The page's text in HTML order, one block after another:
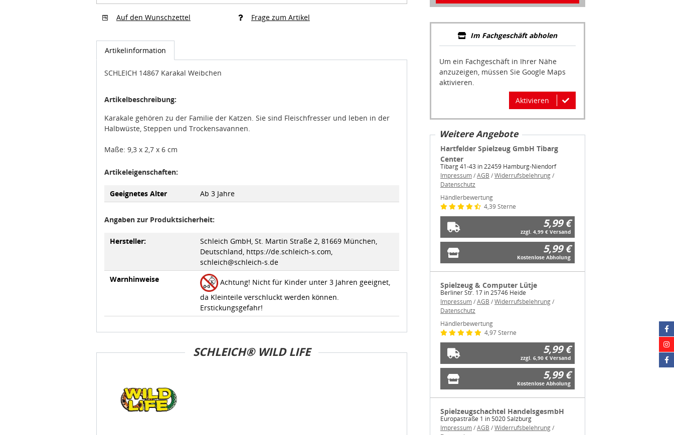
Auf den Wunschzettel Frage zum Artikel
Artikelinformation
SCHLEICH 14867 Karakal Weibchen
Artikelbeschreibung:
Karakale gehören zu der Familie der Katzen. Sie sind Fleischfresser und leben in der
Halbwüste, Steppen und Trockensavannen.
Maße: 9,3 x 2,7 x 6 cm
Artikeleigenschaften:
Geeignetes Alter Ab 3 Jahre
Angaben zur Produktsicherheit:
Hersteller:
Schleich GmbH, St. Martin Straße 2, 81669 München,
Deutschland, https://de.schleich-s.com,
schleich@schleich-s.de
Warnhinweise
Achtung! Nicht für Kinder unter 3 Jahren geeignet,
da Kleinteile verschluckt werden können.
Erstickungsgefahr!
SCHLEICH® WILD LIFE
Im Fachgeschäft abholen
Um ein Fachgeschäft in Ihrer Nähe
anzuzeigen, müssen Sie Google Maps
aktivieren.
Aktivieren
Weitere Angebote
Hartfelder Spielzeug GmbH Tibarg
Center
Tibarg 41-43 in 22459 Hamburg-Niendorf
Impressum/AGB /Widerrufsbelehrung/
Datenschutz
Händlerbewertung
4,39 Sterne
5,99 €
zzgl. 4,99 € Versand
5,99 €
Kostenlose Abholung
Spielzeug & Computer Lütje
Berliner Str. 17 in 25746 Heide
Impressum/AGB /Widerrufsbelehrung/
Datenschutz
Händlerbewertung
4,97 Sterne
5,99 €
zzgl. 6,90 € Versand
5,99 €
Kostenlose Abholung
Spielzeugschachtel HandelsgesmbH
Europastraße 1 in 5020 Salzburg
Impressum/AGB /Widerrufsbelehrung/